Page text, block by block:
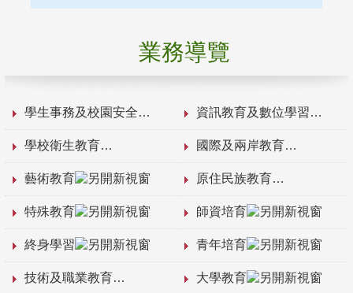
業務導覽
學生事務及校園安全 資訊教育及數位學習
學校衛生教育 國際及兩岸教育
藝術教育 原住民族教育
特殊教育 師資培育
終身學習 青年培育
技術及職業教育 大學教育